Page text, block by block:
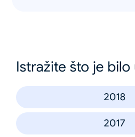
Istražite što je
2018
2017